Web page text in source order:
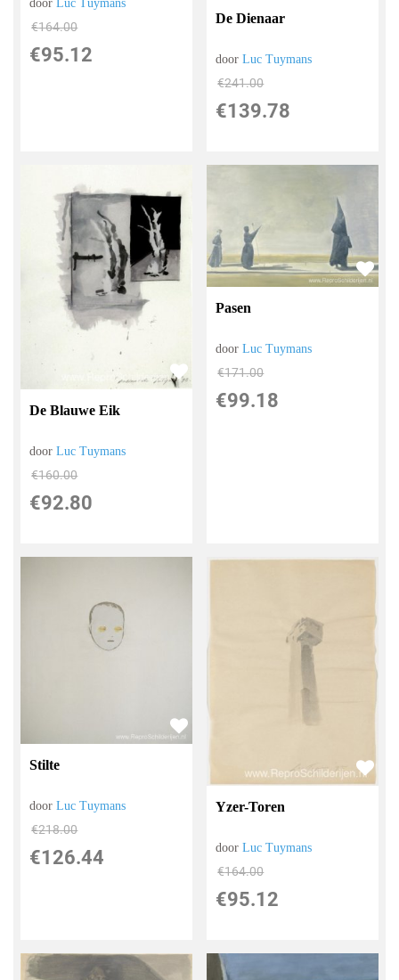
doorLuc Tuymans
€164.00
€95.12
De Dienaar
doorLuc Tuymans
€241.00
€139.78
De Blauwe Eik
doorLuc Tuymans
€160.00
€92.80
Pasen
doorLuc Tuymans
€171.00
€99.18
Stilte
doorLuc Tuymans
€218.00
€126.44
Yzer-Toren
doorLuc Tuymans
€164.00
€95.12